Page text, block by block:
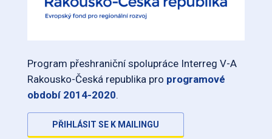
Program přeshraniční spolupráce Interreg V-A
Rakousko-Česká republika pro programové
období 2014-2020.
PŘIHLÁSIT SE K MAILINGU